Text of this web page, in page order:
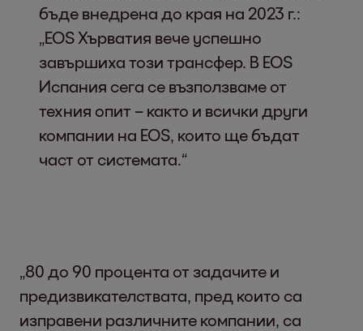
бъде внедрена до края на 2023 г.:
„EOS Хърватия вече успешно
завършиха този трансфер. В EOS
Испания сега се възползваме от
техния опит – както и всички други
компании на EOS, които ще бъдат
част от системата.“
„80 до 90 процента от задачите и
предизвикателствата, пред които са
изправени различните компании, са